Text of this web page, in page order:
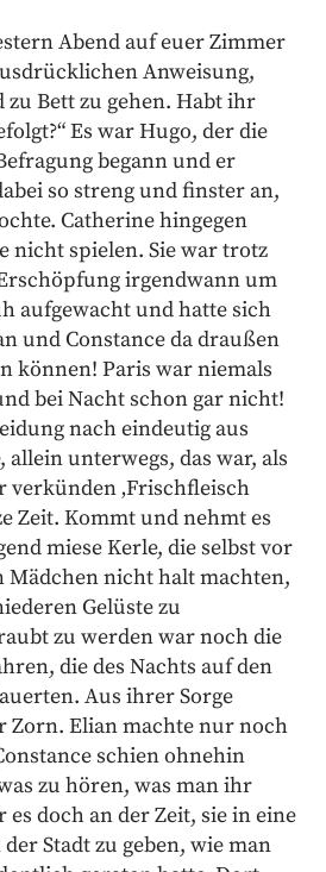
Abend auf euer Zimmer
Anweisung,
Bett zu gehen. Habt ihr
Es war Hugo, der die
begann und er
so streng und finster an,
Catherine hingegen
nicht spielen. Sie war trotz
irgendwann um
aufgewacht und hatte sich
und Constance da draußen
können! Paris war niemals
bei Nacht schon gar nicht!
nach eindeutig aus
unterwegs, das war, als
‚Frischfleisch
Zeit. Kommt und nehmt es
miese Kerle, die selbst vor
Mädchen nicht halt machten,
Gelüste zu
zu werden war noch die
die des Nachts auf den
Aus ihrer Sorge
Zorn. Elian machte nur noch
schien ohnehin
zu hören, was man ihr
es doch an der Zeit, sie in eine
Stadt zu geben, wie man